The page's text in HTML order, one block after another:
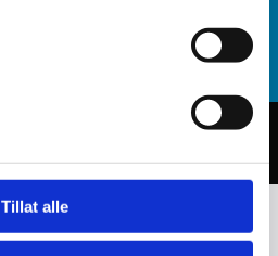
Tillat alle
Personvern